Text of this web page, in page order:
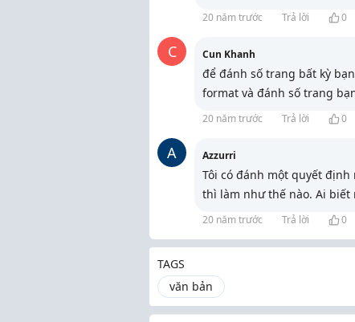
20 năm trước Trả lời 0
C Cun Khanh
để đánh số trang bất kỳ
format và đánh số trang
20 năm trước Trả lời 0
A Azzurri
Tôi có đánh một quyết
thì làm như thế nào. Ai biết
20 năm trước Trả lời 0
TAGS
văn bản